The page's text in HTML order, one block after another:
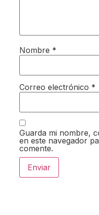
Nombre *
Correo electrónico *
Guarda mi nombre,
en este navegador
comente.